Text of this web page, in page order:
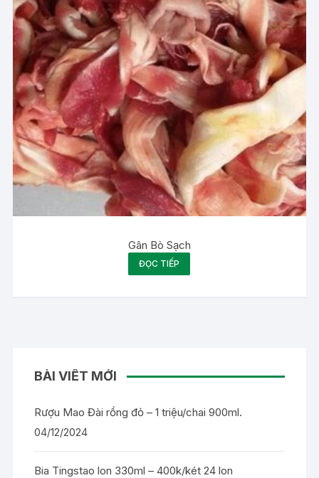
Gân Bò Sạch
ĐỌC TIẾP
BÀI VIẾT MỚI
Rượu Mao Đài rồng đỏ – 1 triệu/chai 900ml.
04/12/2024
Bia Tingstao lon 330ml – 400k/két 24 lon